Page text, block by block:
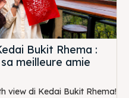
Bukit Rhema :
meilleure amie
view di Kedai Bukit Rhema!